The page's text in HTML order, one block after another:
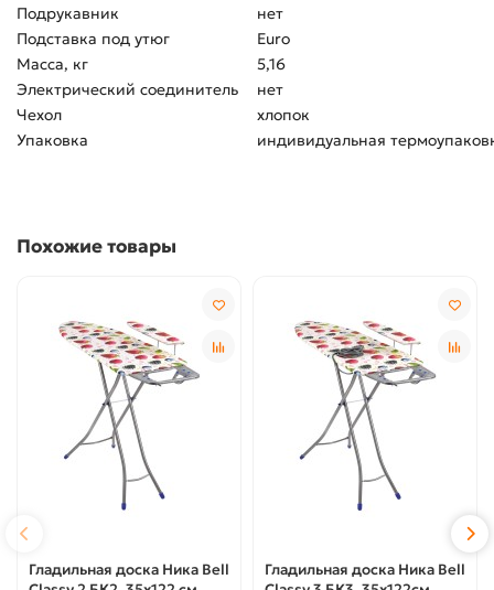
Подрукавник
нет
Подставка под утюг
Euro
Масса, кг
5,16
Электрический соединитель
нет
Чехол
хлопок
Упаковка
индивидуальная
Похожие товары
Гладильная доска Ника Bell
Гладильная доска Ника Bell